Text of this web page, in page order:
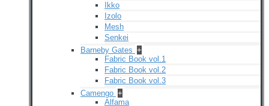
Ikko
Izolo
Mesh
Senkei
Barneby Gates +
Fabric Book vol.1
Fabric Book vol.2
Fabric Book vol.3
Camengo +
Alfama